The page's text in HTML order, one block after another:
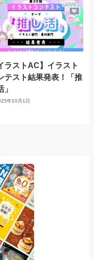
ラストAC】イラスト
テスト結果発表！「推
」
年10月1日